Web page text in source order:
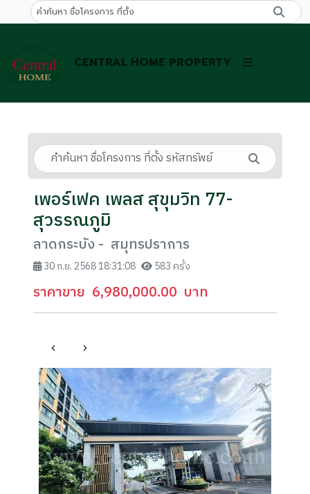
CENTRAL HOME PROPERTY
เพอร์เฟค เพลส สุขุมวิท 77-
สุวรรณภูมิ
ลาดกระบัง - สมุทรปราการ
30 ก.ย. 2568 18:31:08 583 ครั้ง
ราคาขาย 6,980,000.00 บาท